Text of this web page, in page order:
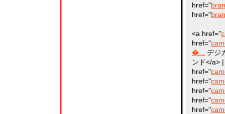
href="
href="
<a href="
href="
�...
デジ
ンド</a>
href="
href="
href="
href="
href="